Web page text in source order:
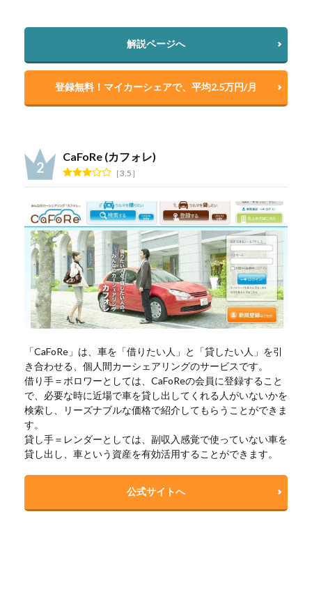
解説ページへ
登録無料！マイカーシェアで、平均2.5万円/月
CaFoRe (カフォレ)
3.5
「CaFoRe」は、車を「借りたい人」と「貸したい人」を引
き合わせる、個人間カーシェアリングのサービスです。
借り手＝ボロワーとしては、CaFoReの会員に登録すること
で、必要な時に近場で車を貸し出してくれる人がいないかを
検索し、リーズナブルな価格で紹介してもらうことができま
す。
貸し手＝レンダーとしては、副収入感覚で使っていない車を
貸し出し、車という資産を有効活用することができます。
公式サイトへ